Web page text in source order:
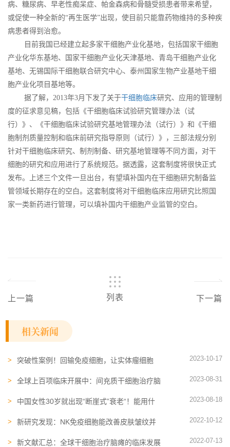
病、糖尿病、早老性痴呆症、帕金森病和骨髓受损患者带来希望，
或促使一种全新的“再生医学”出现，使目前只能靠药物维持的多种疾
病患者得到治愈。
目前我国已经建立起多家干细胞产业化基地，包括国家干细胞
产业化华东基地、国家干细胞产业化天津基地、青岛干细胞产业化
基地、无锡国际干细胞联合研究中心、泰州国家生物产业基地干细
胞产业化项目基地等。
据了解，2013年3月下发了关于干细胞临床研究、应用的管理制
度的征求意见稿，包括《干细胞临床试验研究管理办法（试
行）》、《干细胞临床试验研究基地管理办法（试行）》和《干细
胞制剂质量控制和临床前研究指导原则（试行）》，三部法规分别
针对干细胞临床研究、制剂制备、研究基地管理等不同方面，对干
细胞的研究和应用进行了系统规范。据透露，这套制度将很快正式
发布。上述三个文件一旦出台，有望填补国内在干细胞研究制备监
管领域长期存在的空白。这套制度将对干细胞临床应用研究比照国
家一类新药进行管理，可以填补国内干细胞产业监管的空白。
上一篇 列表 下一篇
相关新闻
突破性案例！回输免疫细胞，让实体瘤细胞
2023-10-17
全球上百项临床开展中：间充质干细胞治疗脑
2023-08-31
中国女性30岁就出现“断崖式”衰老“！能用什
2023-08-18
新研究发现：NK免疫细胞能改善皮肤皱纹并
2022-10-12
新文献汇总：全球干细胞治疗脑瘫的临床发展
2022-07-13